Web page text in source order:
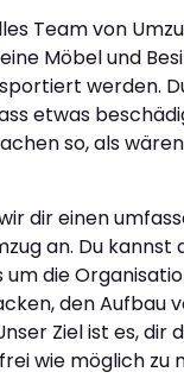
Team von
Möbel und
werden.
etwas
so, als
dir einen
an. Du kannst
die
den Aufbau
Ziel ist es, dir
wie möglich zu